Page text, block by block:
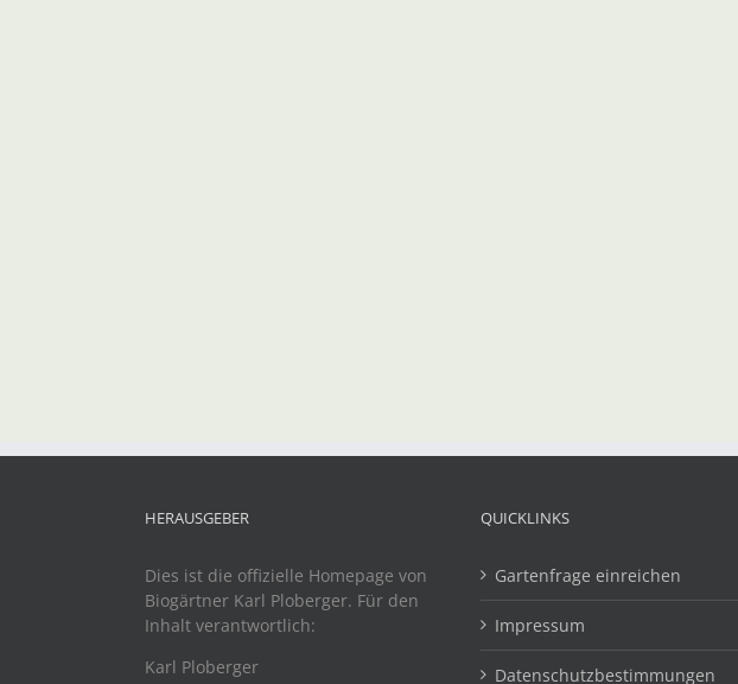
HERAUSGEBER
Dies ist die offizielle Homepage von
Biogärtner Karl Ploberger. Für den
Inhalt verantwortlich:
Karl Ploberger
QUICKLINKS
Gartenfrage einreichen
Impressum
Datenschutzbestimmungen